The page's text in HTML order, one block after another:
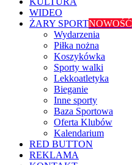
WIDEO
ŻARY SPORTNOWOŚĆ
Wydarzenia
Piłka nożna
Koszykówka
Sporty walki
Lekkoatletyka
Bieganie
Inne sporty
Baza Sportowa
Oferta Klubów
Kalendarium
RED BUTTON
REKLAMA